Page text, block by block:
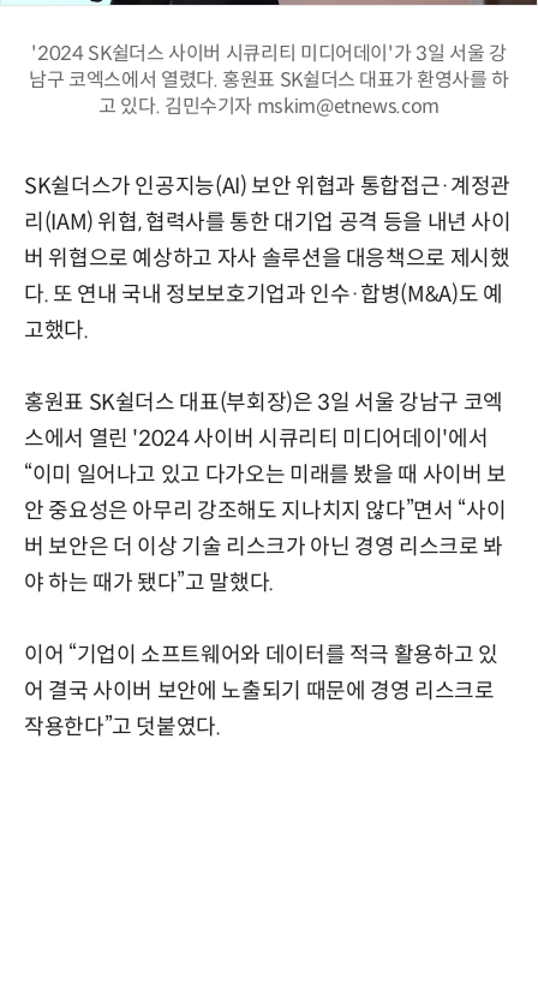
'2024 SK쉴더스 사이버 시큐리티 미디어데이'가 3일 서울 강
남구 코엑스에서 열렸다. 홍원표 SK쉴더스 대표가 환영사를 하
고 있다. 김민수기자 mskim@etnews.com
SK쉴더스가 인공지능(AI) 보안 위협과 통합접근·계정관
리(IAM) 위협, 협력사를 통한 대기업 공격 등을 내년 사이
버 위협으로 예상하고 자사 솔루션을 대응책으로 제시했
다. 또 연내 국내 정보보호기업과 인수·합병(M&A)도 예
고했다.
홍원표 SK쉴더스 대표(부회장)은 3일 서울 강남구 코엑
스에서 열린 '2024 사이버 시큐리티 미디어데이'에서
“이미 일어나고 있고 다가오는 미래를 봤을 때 사이버 보
안 중요성은 아무리 강조해도 지나치지 않다”면서 “사이
버 보안은 더 이상 기술 리스크가 아닌 경영 리스크로 봐
야 하는 때가 됐다”고 말했다.
이어 “기업이 소프트웨어와 데이터를 적극 활용하고 있
어 결국 사이버 보안에 노출되기 때문에 경영 리스크로
작용한다”고 덧붙였다.